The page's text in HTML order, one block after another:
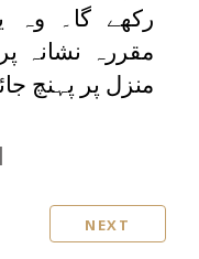
رکھے گا۔ وہ
مقررہ نشانہ
منزل پر پہنچ
NEXT